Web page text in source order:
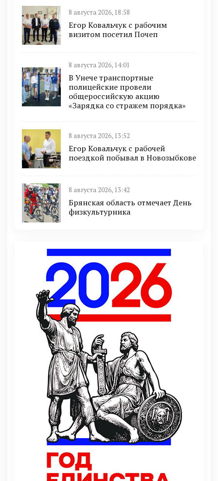
8 августа 2026, 18:58
Егор Ковальчук с рабочим
визитом посетил Почеп
8 августа 2026, 14:01
В Унече транспортные
полицейские провели
общероссийскую акцию
«Зарядка со стражем порядка»
8 августа 2026, 13:52
Егор Ковальчук с рабочей
поездкой побывал в Новозыбкове
8 августа 2026, 13:42
Брянская область отмечает День
физкультурника